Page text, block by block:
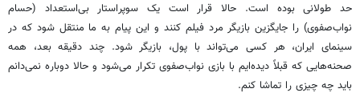
حد طولانی بوده است. حالا قرار است یک سوپراستار بی‌استعداد (حسام
نواب‌صفوی) را جایگزین بازیگر مرد فیلم کنند و این پیام به ما منتقل شود که در
سینمای ایران، هر کسی می‌تواند با پول، بازیگر ‌شود. چند دقیقه بعد، همه
صحنه‌هایی که قبلاً دیده‌ایم با بازی نواب‌صفوی تکرار می‌شود و حالا دوباره نمی‌دانم
باید چه چیزی را تماشا کنم.